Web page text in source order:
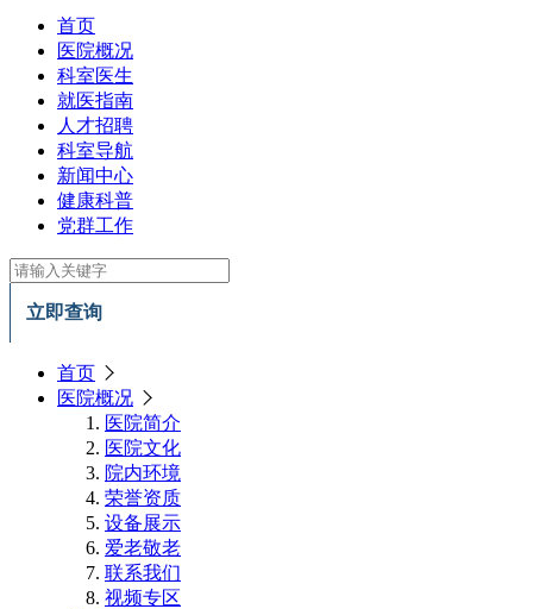
首页
医院概况
科室医生
就医指南
人才招聘
科室导航
新闻中心
健康科普
党群工作
立即查询
首页
医院概况
医院简介
医院文化
院内环境
荣誉资质
设备展示
爱老敬老
联系我们
视频专区